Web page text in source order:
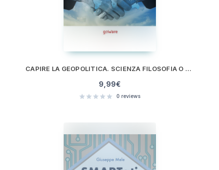
CAPIRE LA GEOPOLITICA. SCIENZA FILOSOFIA O PROPAGANDA?
9,99€
0 reviews